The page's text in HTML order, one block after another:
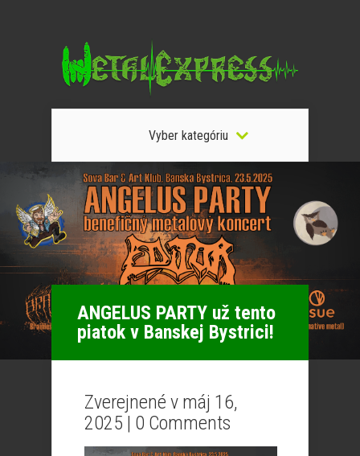
Vyber kategóriu
ANGELUS PARTY už tento
piatok v Banskej Bystrici!
Zverejnené v máj 16,
2025 | 0 Comments